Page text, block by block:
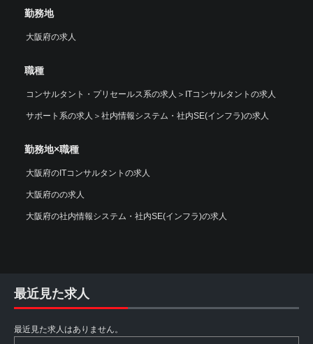
勤務地
大阪府の求人
職種
コンサルタント・プリセールス系の求人 ＞ ITコンサルタントの求人
サポート系の求人 ＞ 社内情報システム・社内SE(インフラ)の求人
勤務地×職種
大阪府のITコンサルタントの求人
大阪府のの求人
大阪府の社内情報システム・社内SE(インフラ)の求人
最近見た求人
最近見た求人はありません。